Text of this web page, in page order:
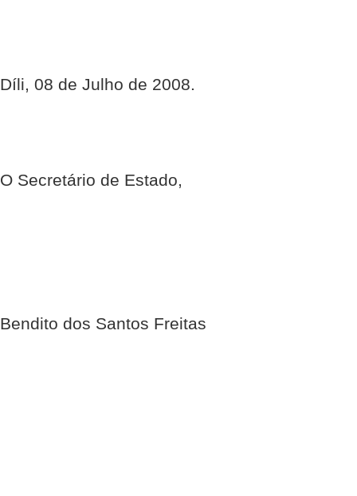
Díli, 08 de Julho de 2008.
O Secretário de Estado,
Bendito dos Santos Freitas